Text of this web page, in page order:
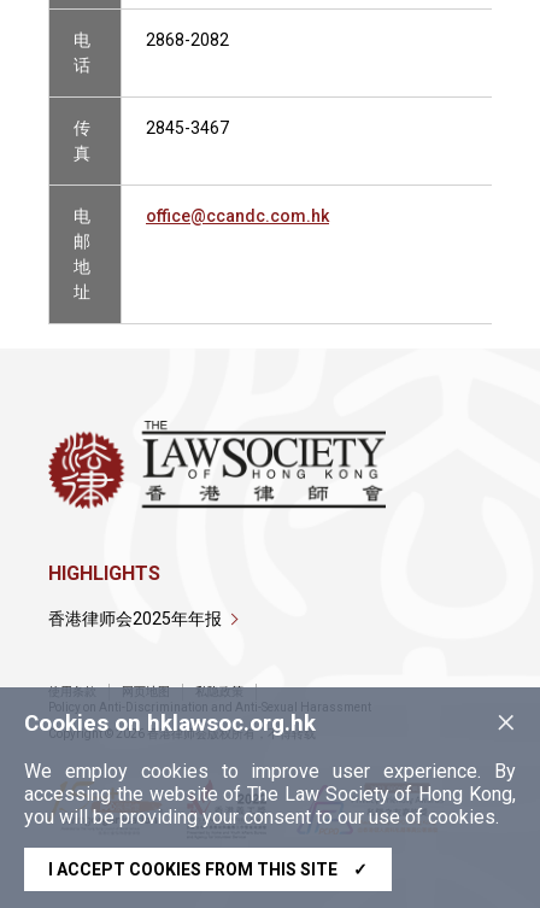
电
话
2868-2082
传
真
2845-3467
电
邮
地
址
office@ccandc.com.hk
×
Cookies on hklawsoc.org.hk
We employ cookies to improve user experience. By
accessing the website of The Law Society of Hong Kong,
you will be providing your consent to our use of cookies.
I ACCEPT COOKIES FROM THIS SITE ✓
HIGHLIGHTS
香港律师会2025年年报
使用条款 网页地图
私隐政策
Policy on Anti-Discrimination and Anti-Sexual Harassment
Copyright © 2026 香港律师会版权所有，不得转载